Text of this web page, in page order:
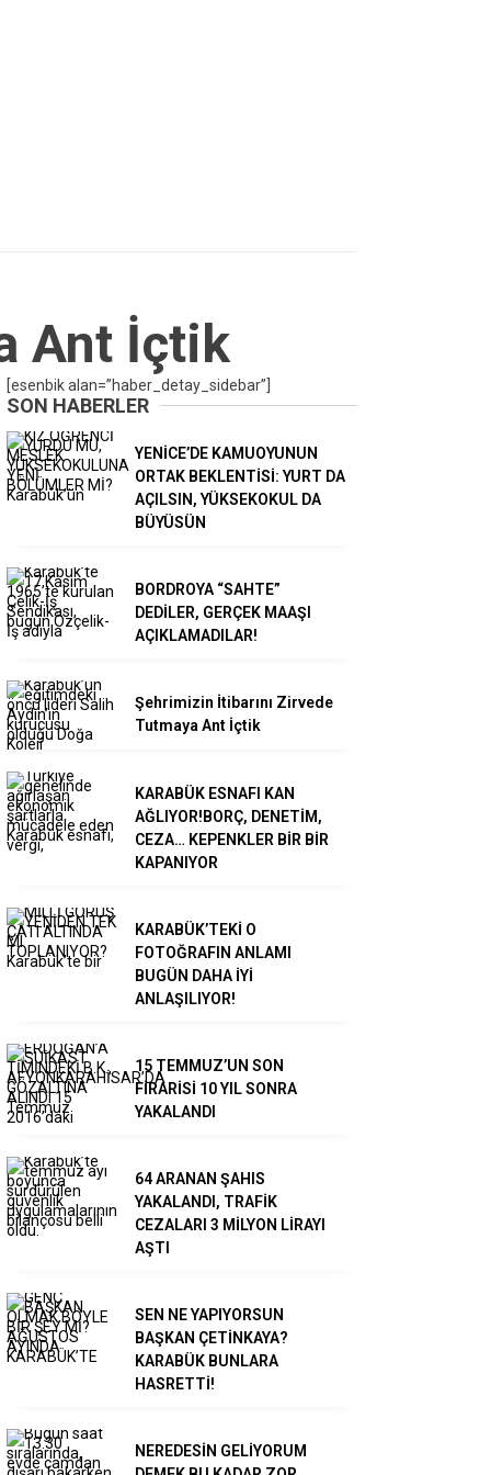
Ant İçtik
[esenbik alan=”haber_detay_sidebar”]
SON HABERLER
YENİCE’DE KAMUOYUNUN
ORTAK BEKLENTİSİ: YURT DA
AÇILSIN, YÜKSEKOKUL DA
BÜYÜSÜN
BORDROYA “SAHTE”
DEDİLER, GERÇEK MAAŞI
AÇIKLAMADILAR!
Şehrimizin İtibarını Zirvede
Tutmaya Ant İçtik
KARABÜK ESNAFI KAN
AĞLIYOR!BORÇ, DENETİM,
CEZA… KEPENKLER BİR BİR
KAPANIYOR
KARABÜK’TEKİ O
FOTOĞRAFIN ANLAMI
BUGÜN DAHA İYİ
ANLAŞILIYOR!
15 TEMMUZ’UN SON
FİRARİSİ 10 YIL SONRA
YAKALANDI
64 ARANAN ŞAHIS
YAKALANDI, TRAFİK
CEZALARI 3 MİLYON LİRAYI
AŞTI
SEN NE YAPIYORSUN
BAŞKAN ÇETİNKAYA?
KARABÜK BUNLARA
HASRETTİ!
NEREDESİN GELİYORUM